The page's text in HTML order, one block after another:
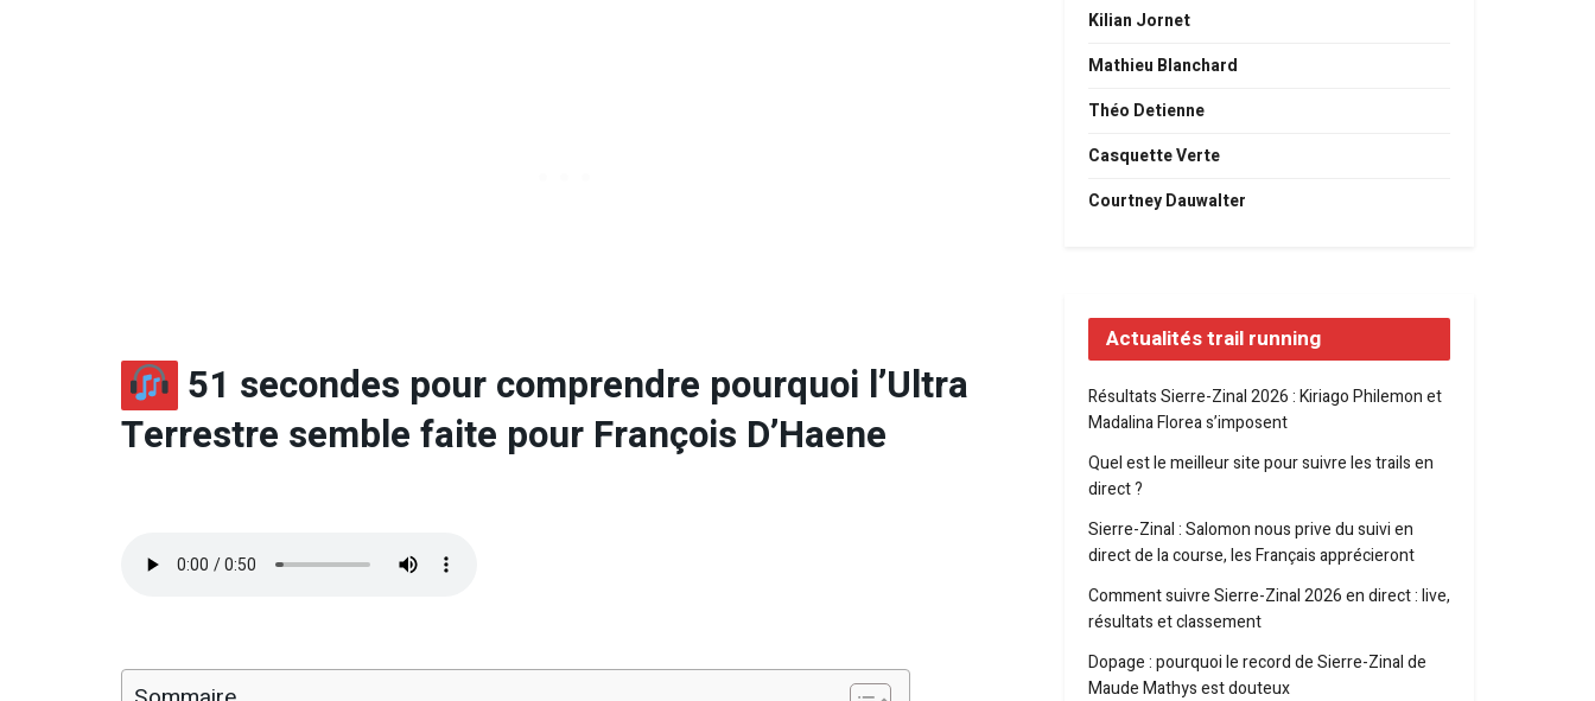
51 secondes pour comprendre pourquoi l’Ultra
Terrestre semble faite pour François D’Haene
Kilian Jornet
Mathieu Blanchard
Théo Detienne
Casquette Verte
Courtney Dauwalter
Actualités trail running
Résultats Sierre-Zinal 2026 : Kiriago Philemon et
Madalina Florea s’imposent
Quel est le meilleur site pour suivre les trails en
direct ?
Sierre-Zinal : Salomon nous prive du suivi en
direct de la course, les Français apprécieront
Comment suivre Sierre-Zinal 2026 en direct : live,
résultats et classement
Dopage : pourquoi le record de Sierre-Zinal de
Maude Mathys est douteux